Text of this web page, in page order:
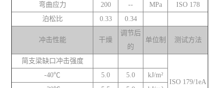
弯曲应力
200 -- MPa
ISO 178
泊松比
0.33 0.34
冲击性能 干燥
调节后
的
单位制 测试方法
简支梁缺口冲击强度
ISO 179/1eA
-40℃ 5.0 5.0
kJ/m²